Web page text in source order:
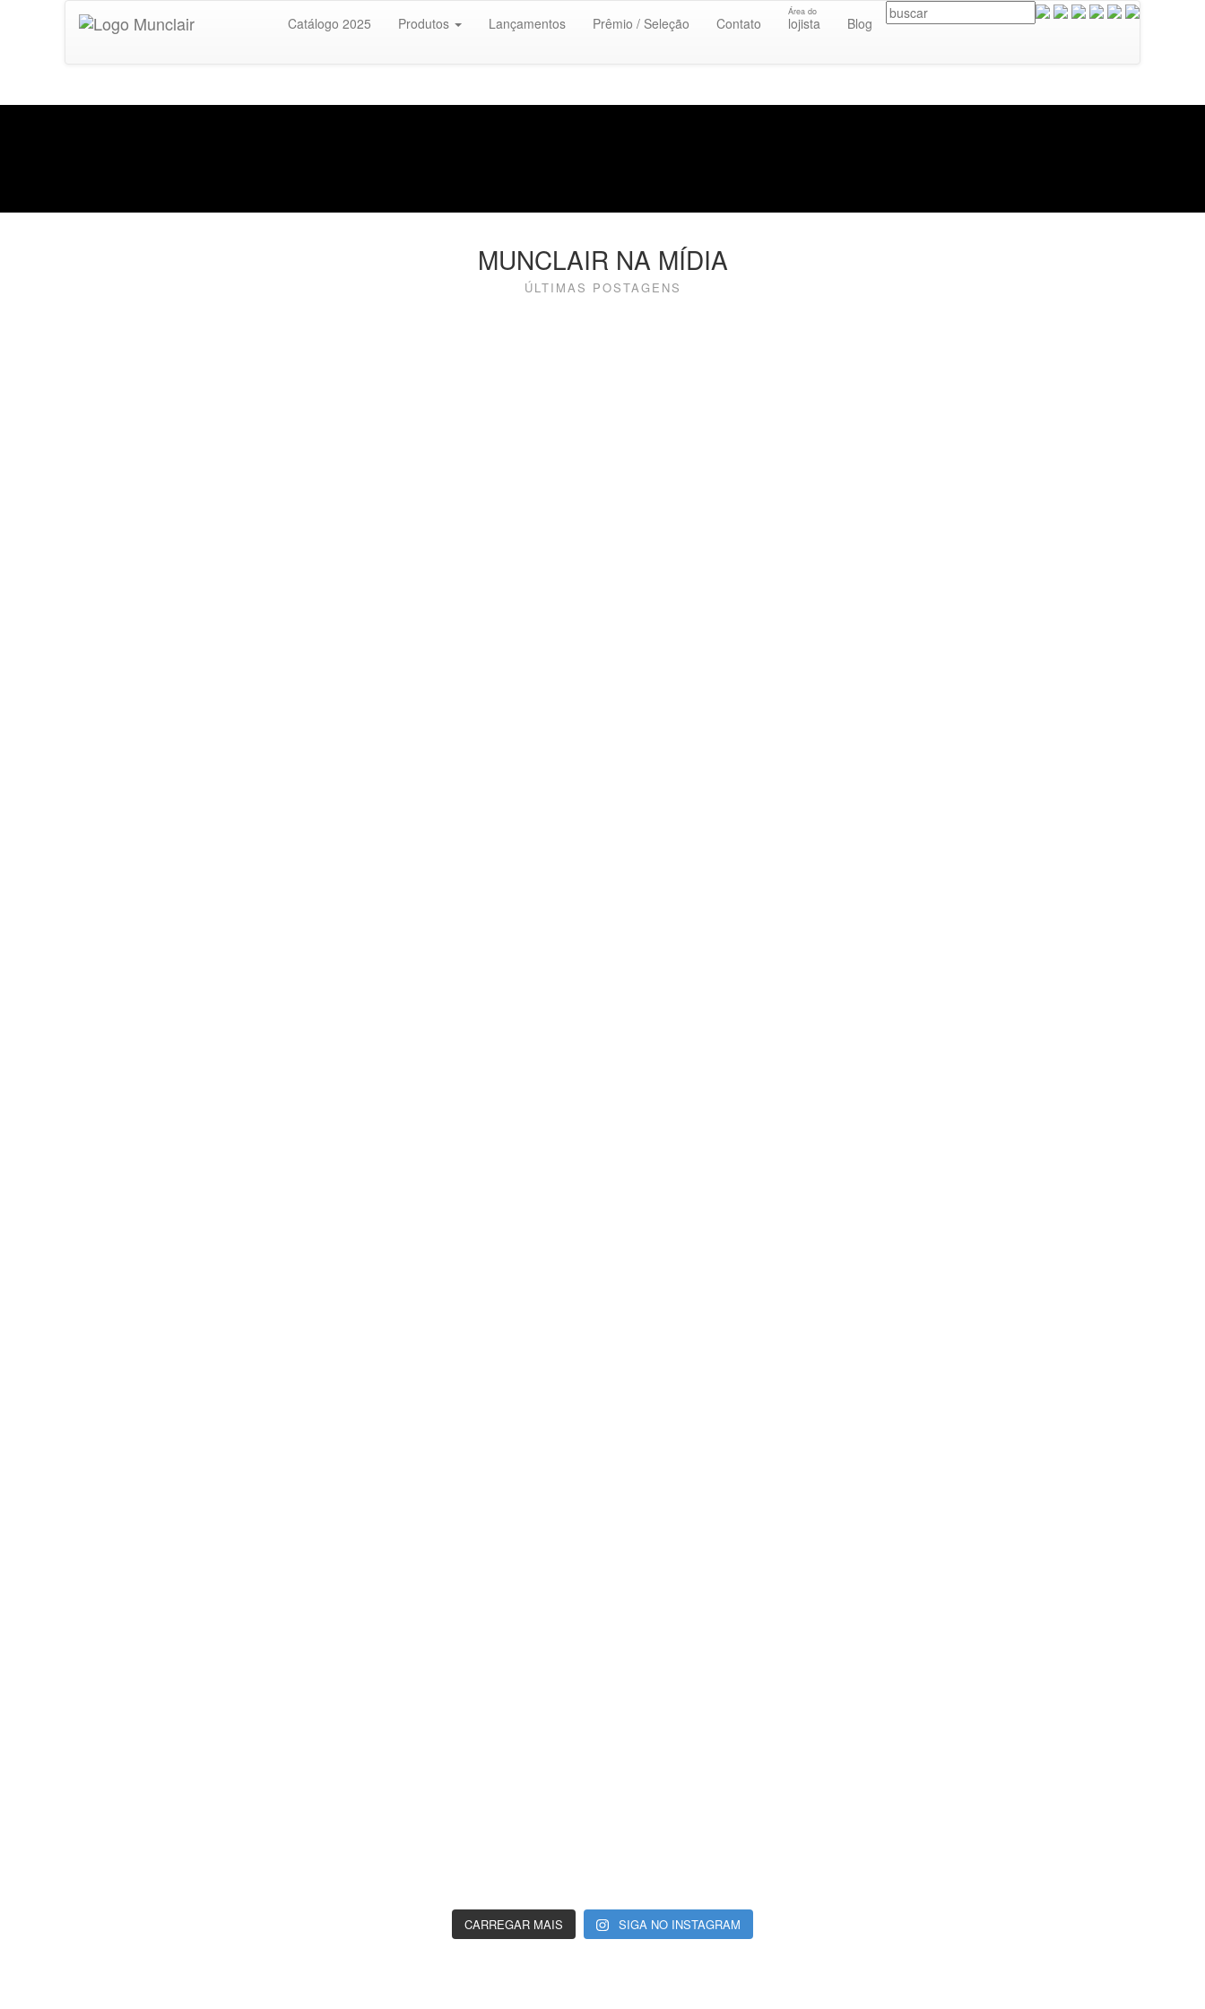
Catálogo 2025 Produtos Lançamentos Prêmio / Seleção Contato
Área do
lojista Blog
MUNCLAIR NA MÍDIA
ÚLTIMAS POSTAGENS
CARREGAR MAIS SIGA NO INSTAGRAM